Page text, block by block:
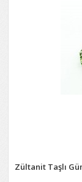
Zültanit Taşlı